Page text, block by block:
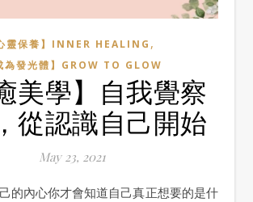
靈保養】INNER HEALING ,
為發光體】GROW TO GLOW
美學】自我覺察
從認識自己開始
May 23, 2021